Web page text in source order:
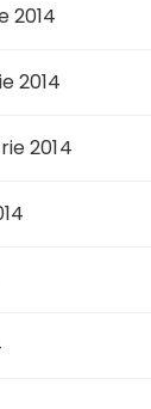
2014
2014
2014